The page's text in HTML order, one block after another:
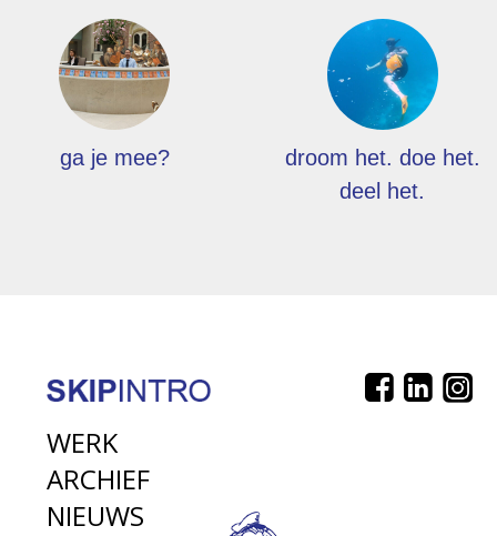
ga je mee?
droom het. doe het.
deel het.
WERK
ARCHIEF
NIEUWS